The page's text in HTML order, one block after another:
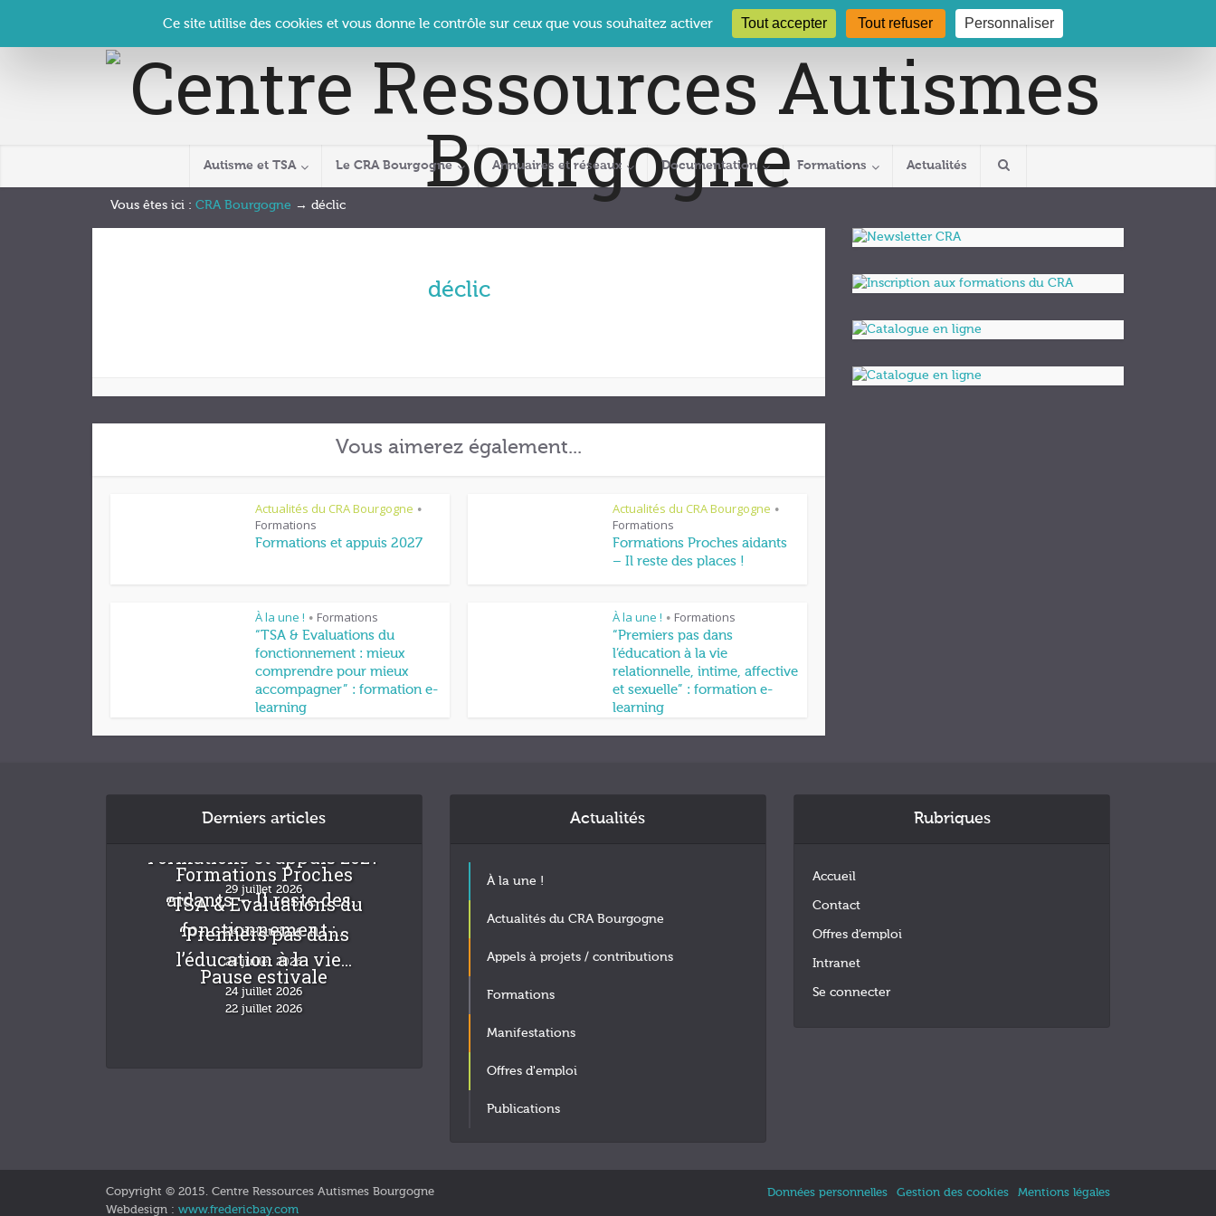
Contact Se connecter | CRA Bourgogne – Le Clos des Présidents – 19-21 rue Coty – 21 000 DIJON cra@crabourgogne.org 03 80 29 54 19
Autisme et TSA Le CRA Bourgogne Annuaires et réseaux Documentation Formations Actualités
Vous êtes ici : CRA Bourgogne → déclic
déclic
Vous aimerez également...
Actualités du CRA Bourgogne •
Formations
Formations et appuis 2027
Actualités du CRA Bourgogne •
Formations
Formations Proches aidants
– Il reste des places !
À la une ! • Formations
“TSA & Evaluations du
fonctionnement : mieux
comprendre pour mieux
accompagner” : formation e-
learning
À la une ! • Formations
“Premiers pas dans
l’éducation à la vie
relationnelle, intime, affective
et sexuelle” : formation e-
learning
Derniers articles
Formations et appuis 2027
29 juillet 2026
Formations Proches
aidants – Il reste des...
24 juillet 2026
“TSA & Evaluations du
fonctionnement :...
24 juillet 2026
“Premiers pas dans
l’éducation à la vie...
24 juillet 2026
Pause estivale
22 juillet 2026
Actualités
À la une !
Actualités du CRA Bourgogne
Appels à projets / contributions
Formations
Manifestations
Offres d'emploi
Publications
Rubriques
Accueil
Contact
Offres d’emploi
Intranet
Se connecter
Copyright © 2015. Centre Ressources Autismes Bourgogne
Webdesign : www.fredericbay.com
Données personnelles Gestion des cookies Mentions légales
Ce site utilise des cookies et vous donne le contrôle sur ceux que vous souhaitez activer Tout accepter Tout refuser Personnaliser